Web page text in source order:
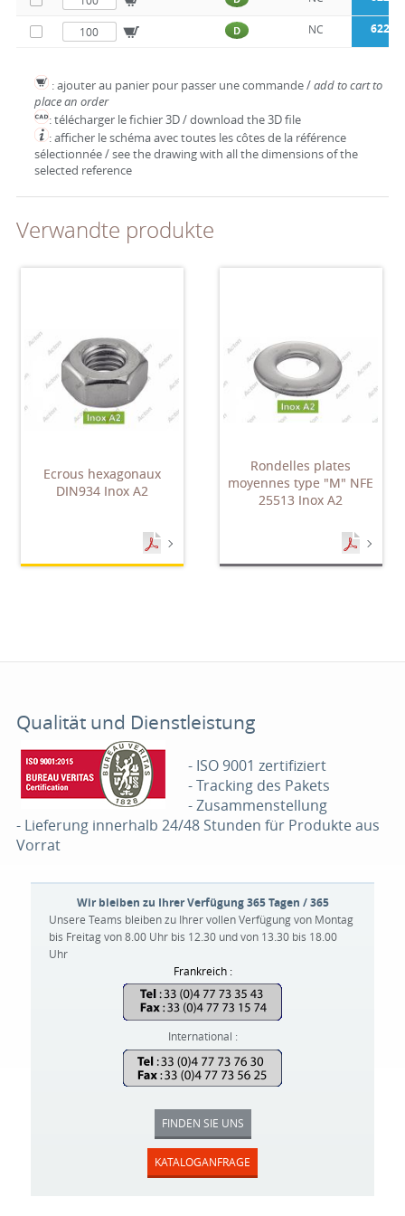
D NC
: ajouter au panier pour passer une commande /add to cart to
place an order
: télécharger le fichier 3D / download the 3D file
: afficher le schéma avec toutes les côtes de la référence
sélectionnée / see the drawing with all the dimensions of the
selected reference
Verwandte produkte
Ecrous hexagonaux
DIN934 Inox A2
Rondelles plates
moyennes type "M" NFE
25513 Inox A2
Qualität und Dienstleistung
- ISO 9001 zertifiziert
- Tracking des Pakets
- Zusammenstellung
- Lieferung innerhalb 24/48 Stunden für Produkte aus
Vorrat
Wir bleiben zu Ihrer Verfügung 365 Tagen / 365
Unsere Teams bleiben zu Ihrer vollen Verfügung von Montag
bis Freitag von 8.00 Uhr bis 12.30 und von 13.30 bis 18.00
Uhr
Frankreich :
International :
FINDEN SIE UNS
KATALOGANFRAGE